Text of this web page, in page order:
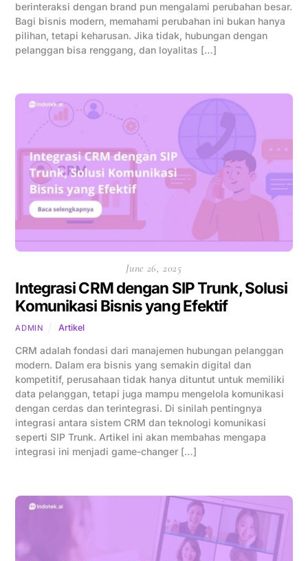
berinteraksi dengan brand pun mengalami perubahan besar.
Bagi bisnis modern, memahami perubahan ini bukan hanya
pilihan, tetapi keharusan. Jika tidak, hubungan dengan
pelanggan bisa renggang, dan loyalitas […]
June 26, 2025
Integrasi CRM dengan SIP Trunk, Solusi
Komunikasi Bisnis yang Efektif
ADMIN Artikel
CRM adalah fondasi dari manajemen hubungan pelanggan
modern. Dalam era bisnis yang semakin digital dan
kompetitif, perusahaan tidak hanya dituntut untuk memiliki
data pelanggan, tetapi juga mampu mengelola komunikasi
dengan cerdas dan terintegrasi. Di sinilah pentingnya
integrasi antara sistem CRM dan teknologi komunikasi
seperti SIP Trunk. Artikel ini akan membahas mengapa
integrasi ini menjadi game-changer […]